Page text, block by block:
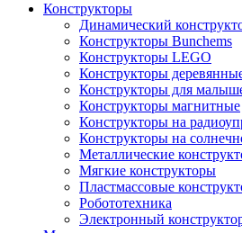
Конструкторы
Динамический
Конструкторы Bunchems
Конструкторы LEGO
Конструкторы
Конструкторы для
Конструкторы магнитные
Конструкторы на
Конструкторы на
Металлические
Мягкие конструкторы
Пластмассовые
Робототехника
Электронный